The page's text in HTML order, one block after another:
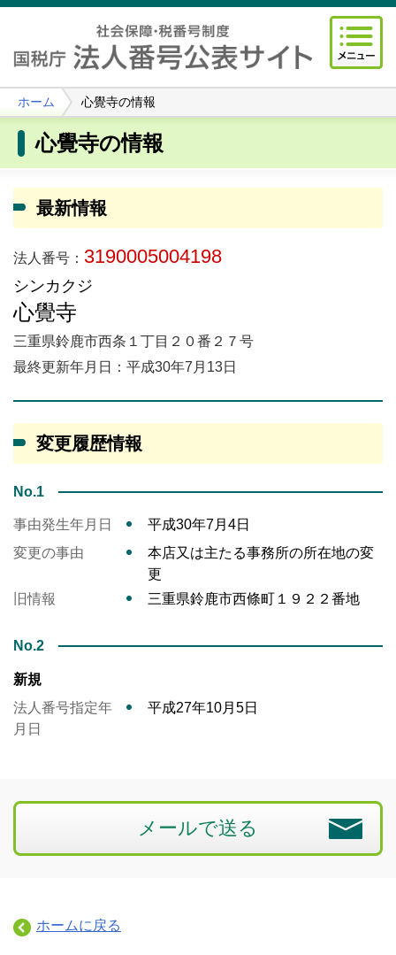
ホーム 心覺寺の情報
心覺寺の情報
最新情報
法人番号： 3190005004198
シンカクジ
心覺寺
三重県鈴鹿市西条１丁目２０番２７号
最終更新年月日：平成30年7月13日
変更履歴情報
No.1
事由発生年月日
平成30年7月4日
変更の事由
本店又は主たる事務所の所在地の変
更
旧情報
三重県鈴鹿市西條町１９２２番地
No.2
新規
法人番号指定年
月日
平成27年10月5日
メールで送る
ホームに戻る